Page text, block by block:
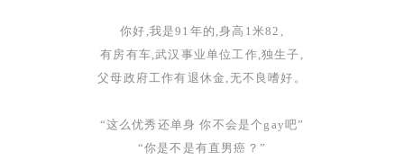
你好,我是91年的 ,身高 1米82
有房有车 ,武汉事业单位工 作, 独生子
父母政府工作有退休金 无不良嗜好 。
“这么优秀还单身 你不会是个gay吧”
“你是不是有直男癌？”